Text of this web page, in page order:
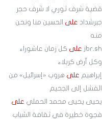
قضية شرف ثوري لا شرف حجر
جبرشداد على
الحسين منا ونحن
منه
jbr.sh على كل زمان عاشوراء
وكل أرض كربلاء
إبراهيم على هروب «إسرائيل» من
الفشل إلى الجحيم
يحيى يحيى محمد الحملي على
فجوة خطيرة في ثقافة الشباب